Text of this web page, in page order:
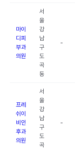
마이
디피
부과
의원
서
울
강
남
구
도
곡
동
-
프레
쉬이
비인
후과
의원
서
울
강
남
구
도
곡
-